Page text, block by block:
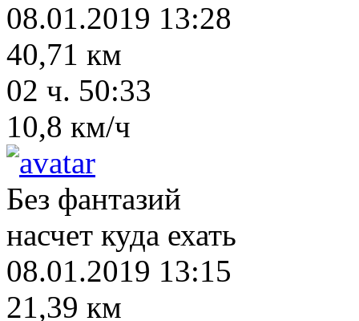
08.01.2019 13:28
40,71 км
02 ч. 50:33
10,8 км/ч
Без фантазий
насчет куда ехать
08.01.2019 13:15
21,39 км